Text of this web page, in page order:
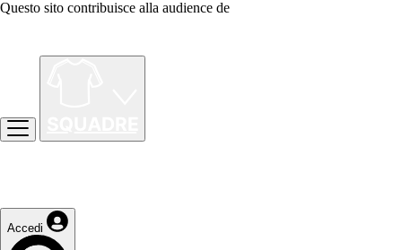
Questo sito contribuisce alla audience de
Accedi